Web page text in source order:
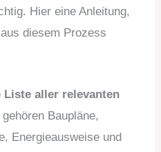
Hier eine Anleitung,
diesem Prozess
Liste aller relevanten
gehören Baupläne,
Energieausweise und